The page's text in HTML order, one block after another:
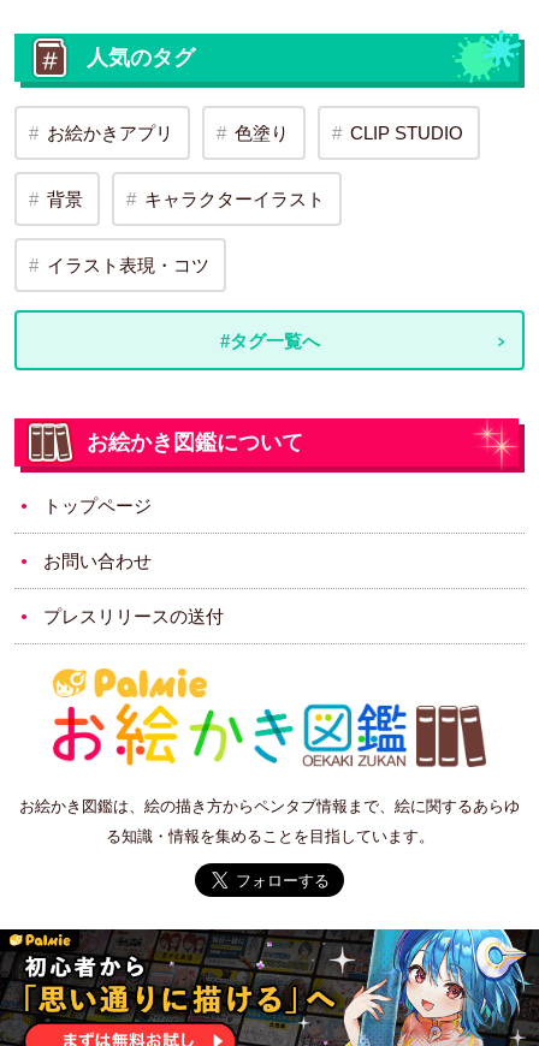
人気のタグ
お絵かきアプリ 色塗り CLIP STUDIO
背景 キャラクターイラスト
イラスト表現・コツ
#タグ一覧へ
お絵かき図鑑について
トップページ
お問い合わせ
プレスリリースの送付
お絵かき図鑑は、絵の描き方からペンタブ情報まで、絵に関するあらゆ
る知識・情報を集めることを目指しています。